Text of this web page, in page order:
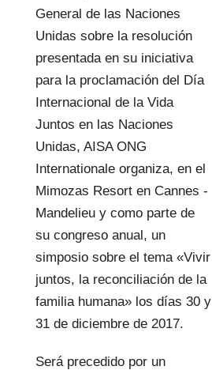
General de las Naciones
Unidas sobre la resolución
presentada en su iniciativa
para la proclamación del Día
Internacional de la Vida
Juntos en las Naciones
Unidas, AISA ONG
Internationale organiza, en el
Mimozas Resort en Cannes -
Mandelieu y como parte de
su congreso anual, un
simposio sobre el tema «Vivir
juntos, la reconciliación de la
familia humana» los días 30 y
31 de diciembre de 2017.
Será precedido por un